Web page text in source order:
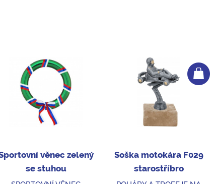
věnec zelený
se stuhou
Soška motokára F029
starostříbro